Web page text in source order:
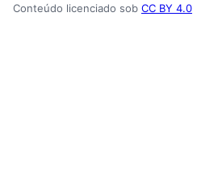
Conteúdo licenciado sob CC BY 4.0